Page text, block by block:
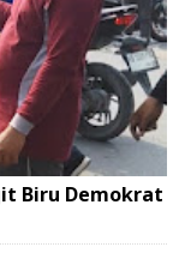
Biru Demokrat